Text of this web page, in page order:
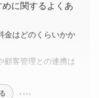
に関するよくあ
金はどのくらいかか
顧客管理との連携は